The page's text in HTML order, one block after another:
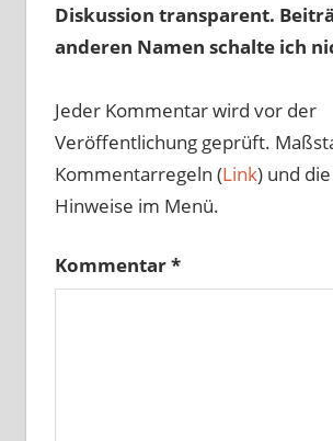
Diskussion transparent.
anderen Namen schalte ich
Jeder Kommentar wird vor der
Veröffentlichung geprüft.
Kommentarregeln (Link) und die
Hinweise im Menü.
Kommentar*